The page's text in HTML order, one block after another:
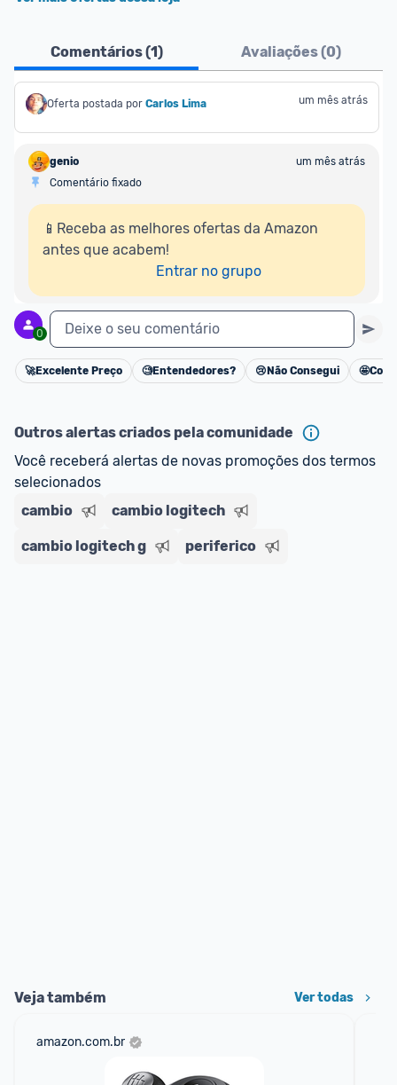
Comentários (1) Avaliações (0)
Oferta postada por Carlos Lima um mês atrás
genio
um mês atrás
Comentário fixado
📱Receba as melhores ofertas da Amazon
antes que acabem!
Entrar no grupo
0 Deixe o seu comentário
Cancelar
🚀Excelente Preço 🧐Entendedores? 😢 Não Consegui 🤩
Outros alertas criados pela comunidade
Você receberá alertas de novas promoções dos termos
selecionados
cambio
cambio logitech
cambio logitech g periferico
Veja também Ver todas
amazon.com.br